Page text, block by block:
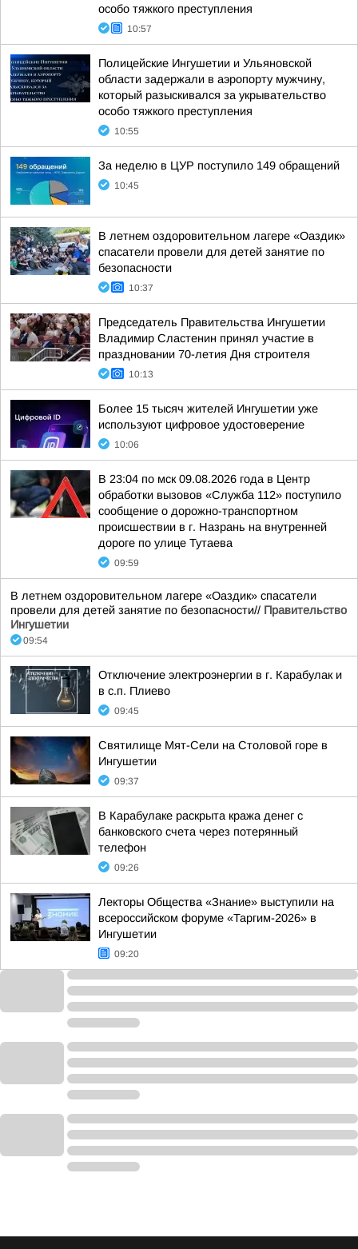
особо тяжкого преступления
10:57
Полицейские Ингушетии и Ульяновской
области задержали в аэропорту мужчину,
который разыскивался за укрывательство
особо тяжкого преступления
10:55
За неделю в ЦУР поступило 149 обращений
10:45
В летнем оздоровительном лагере «Оаздик»
спасатели провели для детей занятие по
безопасности
10:37
Председатель Правительства Ингушетии
Владимир Сластенин принял участие в
праздновании 70-летия Дня строителя
10:13
Более 15 тысяч жителей Ингушетии уже
используют цифровое удостоверение
10:06
В 23:04 по мск 09.08.2026 года в Центр
обработки вызовов «Служба 112» поступило
сообщение о дорожно-транспортном
происшествии в г. Назрань на внутренней
дороге по улице Тутаева
09:59
В летнем оздоровительном лагере «Оаздик» спасатели
провели для детей занятие по безопасности// Правительство
Ингушетии
09:54
Отключение электроэнергии в г. Карабулак и
в с.п. Плиево
09:45
Святилище Мят-Сели на Столовой горе в
Ингушетии
09:37
В Карабулаке раскрыта кража денег с
банковского счета через потерянный
телефон
09:26
Лекторы Общества «Знание» выступили на
всероссийском форуме «Таргим-2026» в
Ингушетии
09:20